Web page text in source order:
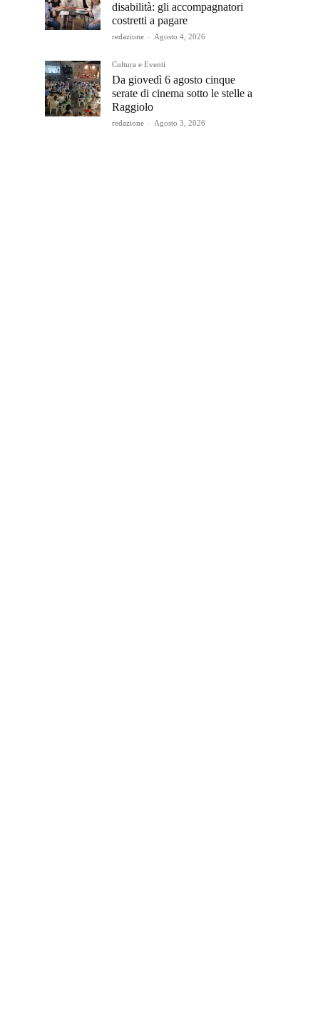
disabilità: gli accompagnatori
costretti a pagare
redazione - Agosto 4, 2026
Cultura e Eventi
Da giovedì 6 agosto cinque
serate di cinema sotto le stelle a
Raggiolo
redazione - Agosto 3, 2026